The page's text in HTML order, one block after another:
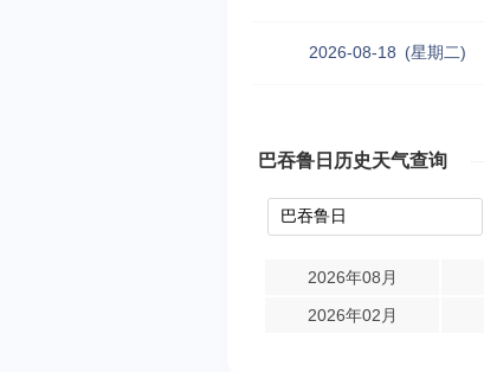
2026-08-18 (星期二)
巴吞鲁日历史天气查询
2026年08月
2026年02月